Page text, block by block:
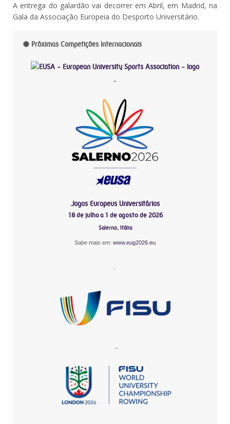
A entrega do galardão vai decorrer em Abril, em Madrid, na
Gala da Associação Europeia do Desporto Universitário.
Próximas Competições Internacionais
-
Jogos Europeus Universitários
18 de julho a 1 de agosto de 2026
Salerno, Itália
Sabe mais em: www.eug2026.eu
-
-